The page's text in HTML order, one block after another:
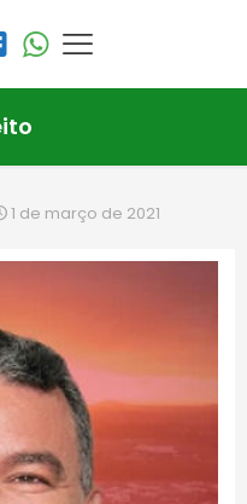
1 de março de 2021